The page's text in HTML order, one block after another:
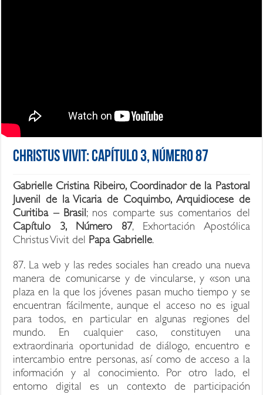
Christus Vivit: Capítulo 3, Número 87
Gabrielle Cristina Ribeiro, Coordinador de la Pastoral
Juvenil de la Vicaria de Coquimbo, Arquidiocese de
Curitiba – Brasil; nos comparte sus comentarios del
Capítulo 3, Número 87, Exhortación Apostólica
Christus Vivit del Papa Gabrielle.
87. La web y las redes sociales han creado una nueva
manera de comunicarse y de vincularse, y «son una
plaza en la que los jóvenes pasan mucho tiempo y se
encuentran fácilmente, aunque el acceso no es igual
para todos, en particular en algunas regiones del
mundo. En cualquier caso, constituyen una
extraordinaria oportunidad de diálogo, encuentro e
intercambio entre personas, así como de acceso a la
información y al conocimiento. Por otro lado, el
entorno digital es un contexto de participación